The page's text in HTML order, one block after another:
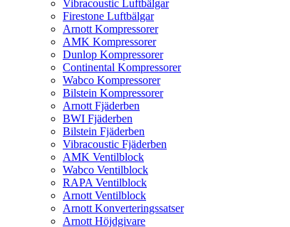
Vibracoustic Luftbälgar
Firestone Luftbälgar
Arnott Kompressorer
AMK Kompressorer
Dunlop Kompressorer
Continental Kompressorer
Wabco Kompressorer
Bilstein Kompressorer
Arnott Fjäderben
BWI Fjäderben
Bilstein Fjäderben
Vibracoustic Fjäderben
AMK Ventilblock
Wabco Ventilblock
RAPA Ventilblock
Arnott Ventilblock
Arnott Konverteringssatser
Arnott Höjdgivare